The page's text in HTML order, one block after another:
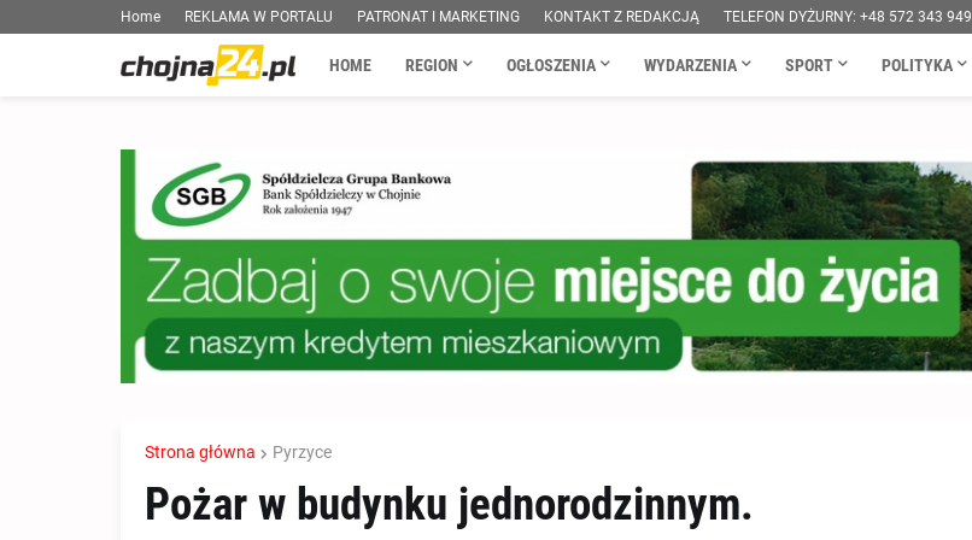
Home REKLAMA W PORTALU PATRONAT I MARKETING KONTAKT Z REDAKCJĄ TELEFON DYŻURNY: +48 572 343 949
HOME REGION OGŁOSZENIA WYDARZENIA SPORT POLITYKA
Strona główna Pyrzyce
Pożar w budynku jednorodzinnym.